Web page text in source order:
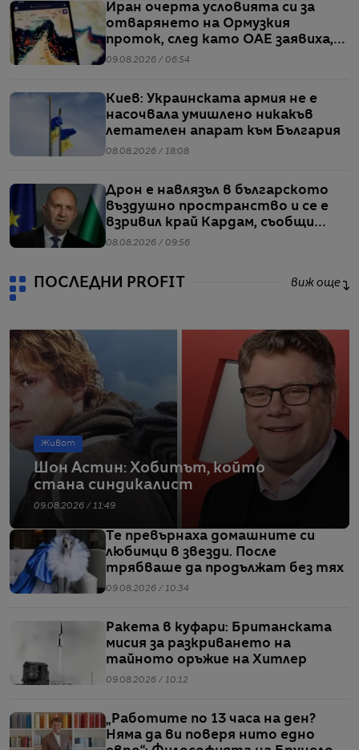
Иран очерта условията си за
отварянето на Ормузкия
проток, след като ОАЕ заявиха,
че един от корабите им е бил
09.08.2026 / 06:54
Киев: Украинската армия не е
насочвала умишлено никакъв
летателен апарат към България
08.08.2026 / 18:08
Дрон е навлязъл в българското
въздушно пространство и се е
взривил край Кардам, съобщи
Радев
08.08.2026 / 09:56
ПОСЛЕДНИ PROFIT виж още
Живот
Шон Астин: Хобитът, който
стана синдикалист
09.08.2026 / 11:49
Те превърнаха домашните си
любимци в звезди. После
трябваше да продължат без тях
09.08.2026 / 10:34
Ракета в куфари: Британската
мисия за разкриването на
тайното оръжие на Хитлер
09.08.2026 / 10:12
„Работите по 13 часа на ден?
Няма да ви поверя нито едно